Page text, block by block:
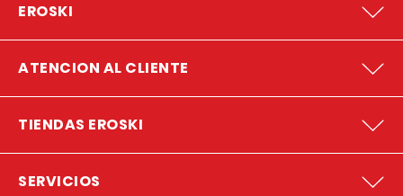
EROSKI
ATENCION AL CLIENTE
TIENDAS EROSKI
SERVICIOS